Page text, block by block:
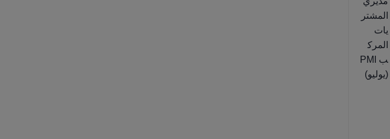
المشتر
يات
المرك
ب PMI
(يوليو)